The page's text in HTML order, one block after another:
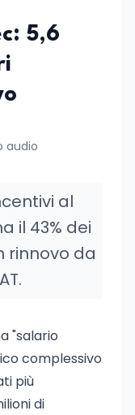
5,6
audio
al
il 43% dei
rinnovo da
"salario
complessivo
più
di